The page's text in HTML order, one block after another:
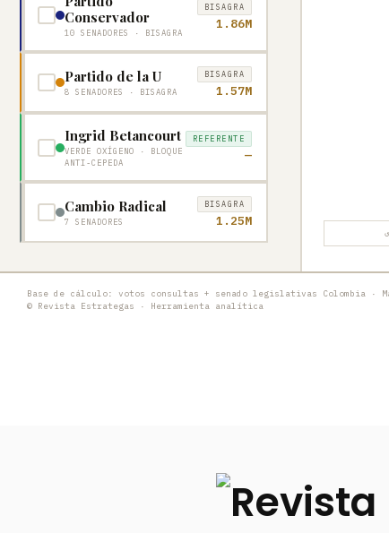
Conservador
10 SENADORES · BISAGRA
BISAGRA
1.86M
Partido de la U
8 SENADORES · BISAGRA
BISAGRA
1.57M
Ingrid Betancourt
VERDE OXÍGENO · BLOQUE
ANTI-CEPEDA
REFERENTE
—
Cambio Radical
7 SENADORES
BISAGRA
1.25M
Base de cálculo: votos consultas + senado legislativas Colombia ·
© Revista Estrategas · Herramienta analítica